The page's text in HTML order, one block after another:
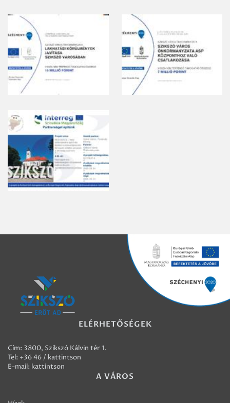
ELÉRHETŐSÉGEK
Cím: 3800, Szikszó Kálvin tér 1.
Tel: +36 46 / kattintson
E-mail: kattintson
A VÁROS